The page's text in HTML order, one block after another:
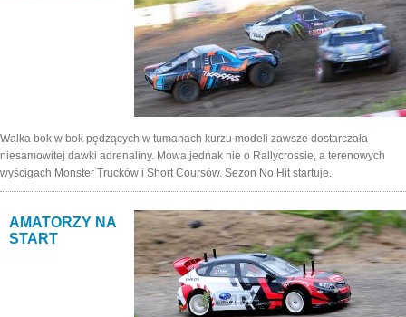
Walka bok w bok pędzących w tumanach kurzu modeli zawsze dostarczała
niesamowitej dawki adrenaliny. Mowa jednak nie o Rallycrossie, a terenowych
wyścigach Monster Trucków i Short Coursów. Sezon No Hit startuje.
AMATORZY NA
START